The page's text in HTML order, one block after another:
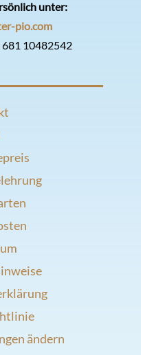
unter:
pio.com
681 10482542
ändern